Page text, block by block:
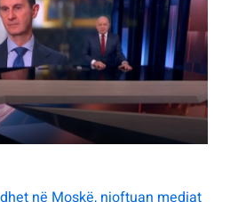
në Moskë, njoftuan mediat